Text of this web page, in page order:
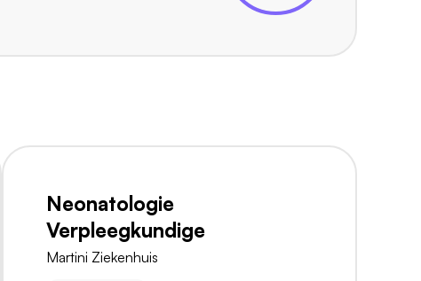
Neonatologie
Verpleegkundige
Martini Ziekenhuis